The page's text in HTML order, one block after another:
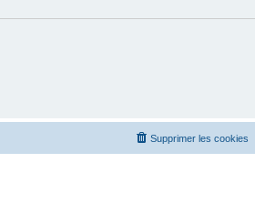
Supprimer les cookies